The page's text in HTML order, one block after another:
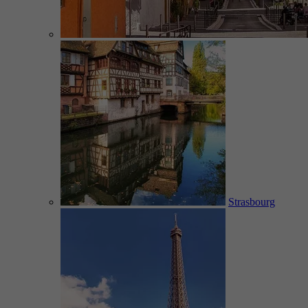
Strasbourg